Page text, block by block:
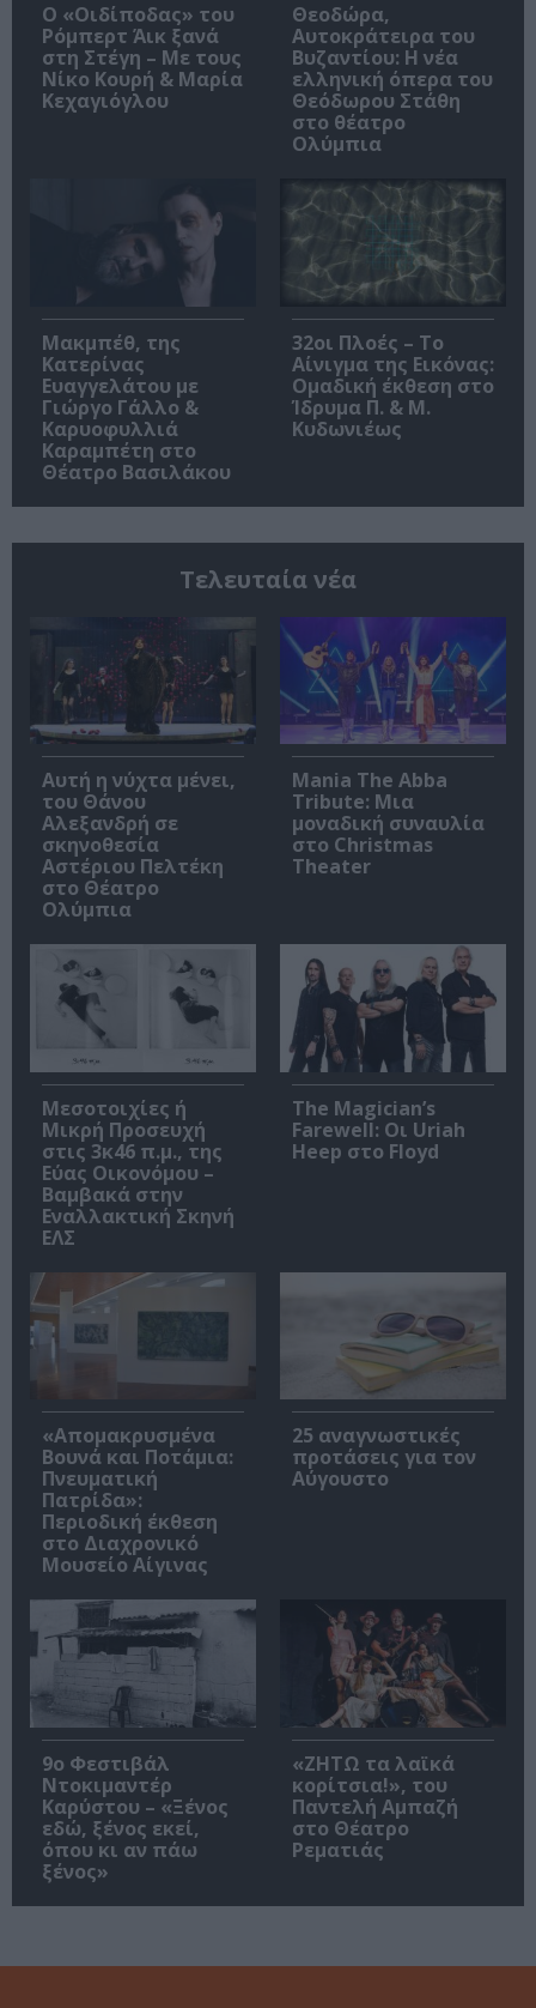
O «Οιδίποδας» του
Ρόμπερτ Άικ ξανά
στη Στέγη – Με τους
Νίκο Κουρή & Μαρία
Κεχαγιόγλου
Θεοδώρα,
Αυτοκράτειρα του
Βυζαντίου: Η νέα
ελληνική όπερα του
Θεόδωρου Στάθη
στο θέατρο
Ολύμπια
Μακμπέθ, της
Κατερίνας
Ευαγγελάτου με
Γιώργο Γάλλο &
Καρυοφυλλιά
Καραμπέτη στο
Θέατρο Βασιλάκου
32οι Πλοές – Το
Αίνιγμα της Εικόνας:
Ομαδική έκθεση στο
Ίδρυμα Π. & Μ.
Κυδωνιέως
Τελευταία νέα
Αυτή η νύχτα μένει,
του Θάνου
Αλεξανδρή σε
σκηνοθεσία
Αστέριου Πελτέκη
στο Θέατρο
Ολύμπια
Mania The Abba
Tribute: Μια
μοναδική συναυλία
στο Christmas
Theater
Μεσοτοιχίες ή
Μικρή Προσευχή
στις 3κ46 π.μ., της
Εύας Οικονόμου –
Βαμβακά στην
Εναλλακτική Σκηνή
ΕΛΣ
The Magician’s
Farewell: Οι Uriah
Heep στο Floyd
«Απομακρυσμένα
Βουνά και Ποτάμια:
Πνευματική
Πατρίδα»:
Περιοδική έκθεση
στο Διαχρονικό
Μουσείο Αίγινας
25 αναγνωστικές
προτάσεις για τον
Αύγουστο
9ο Φεστιβάλ
Ντοκιμαντέρ
Καρύστου – «Ξένος
εδώ, ξένος εκεί,
όπου κι αν πάω
ξένος»
«ΖΗΤΩ τα λαϊκά
κορίτσια!», του
Παντελή Αμπαζή
στο Θέατρο
Ρεματιάς